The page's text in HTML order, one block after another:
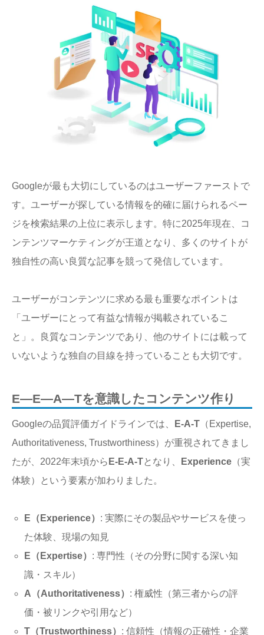
Googleが最も大切にしているのはユーザーファーストで
す。ユーザーが探している情報を的確に届けられるペー
ジを検索結果の上位に表示します。特に2025年現在、コ
ンテンツマーケティングが王道となり、多くのサイトが
独自性の高い良質な記事を競って発信しています。
ユーザーがコンテンツに求める最も重要なポイントは
「ユーザーにとって有益な情報が掲載されているこ
と」。良質なコンテンツであり、他のサイトには載って
いないような独自の目線を持っていることも大切です。
E―E―A―Tを意識したコンテンツ作り
Googleの品質評価ガイドラインでは、 E-A-T （Expertise,
Authoritativeness, Trustworthiness）が重視されてきまし
たが、2022年末頃から E-E-A-Tとなり、 Experience （実
体験）という要素が加わりました。
E（Experience） : 実際にその製品やサービスを使っ
た体験、現場の知見
E（Expertise） : 専門性（その分野に関する深い知
識・スキル）
A（Authoritativeness） : 権威性（第三者からの評
価・被リンクや引用など）
T（Trustworthiness） : 信頼性（情報の正確性・企業